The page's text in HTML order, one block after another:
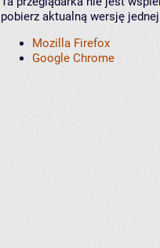
pobierz aktualną wersję
Mozilla Firefox
Google Chrome